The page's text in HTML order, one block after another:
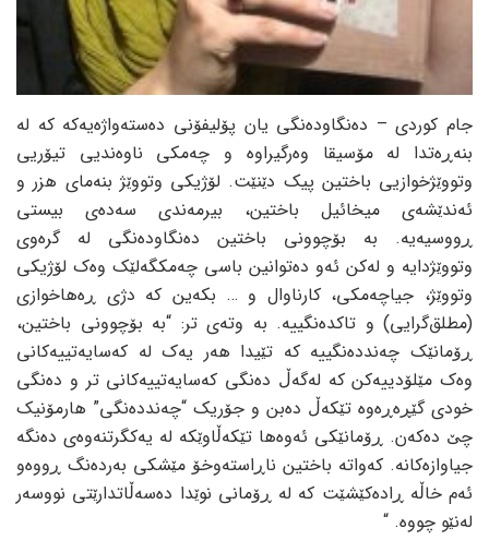
جام کوردی – ده‌نگاوده‌نگی یان پۆلیفۆنی ده‌سته‌واژه‌یه‌که‌ که‌ له‌
بنه‌ڕه‌تدا له‌ مۆسیقا وه‌رگیراوه‌ و چه‌مکی ناوه‌ندیی تیۆریی
وتووێژخوازیی باختین پیک دێنێت. لۆژیکی وتووێژ بنه‌مای هزر و
ئه‌ندێشه‌ی میخائیل باختین، بیرمه‌ندی سه‌ده‌ی بیستی
ڕووسیه‌یه‌. به‌ بۆچوونی باختین ده‌نگاوده‌نگی له‌ گره‌وی
وتووێژدایه‌ و له‌کن ئه‌و ده‌توانین باسی چه‌مکگه‌لێک وه‌ک لۆژیکی
وتووێژ، جیاچه‌مکی، کارناوال و … بکه‌ین که‌ دژی ڕه‌هاخوازی
(مطلق‌گرایی) و تاکده‌نگییه‌. به‌ وته‌ی تر: “به‌ بۆچوونی باختین،
ڕۆمانێک چه‌ندده‌نگییه‌ که‌ تێیدا هه‌ر یه‌ک له‌ که‌سایه‌تییه‌کانی
وه‌ک مێلۆدییه‌کن که‌ له‌گه‌ڵ ده‌نگی که‌سایه‌تییه‌کانی تر و ده‌نگی
خودی گێڕه‌ڕه‌وه‌ تێکه‌ڵ ده‌بن و جۆریک “چه‌ندده‌نگی” هارمۆنیک
چێ ده‌که‌ن. ڕۆمانێکی ئه‌وه‌ها تێکه‌ڵاوێکه‌ له‌ یه‌کگرتنه‌وه‌ی ده‌نگه‌
جیاوازه‌کانه‌. که‌واته‌ باختین ناڕاسته‌وخۆ مێشکی به‌رده‌نگ ڕووه‌و
ئه‌م خاڵه‌ ڕاده‌کێشێت که‌ له‌ ڕۆمانی نوێدا ده‌سه‌ڵاتدارێتی نووسه‌ر
له‌نێو چووه‌. “